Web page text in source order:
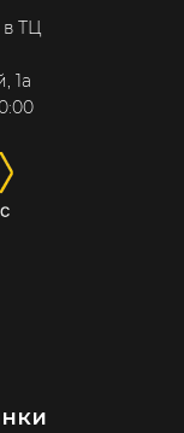
ТЦ
1а